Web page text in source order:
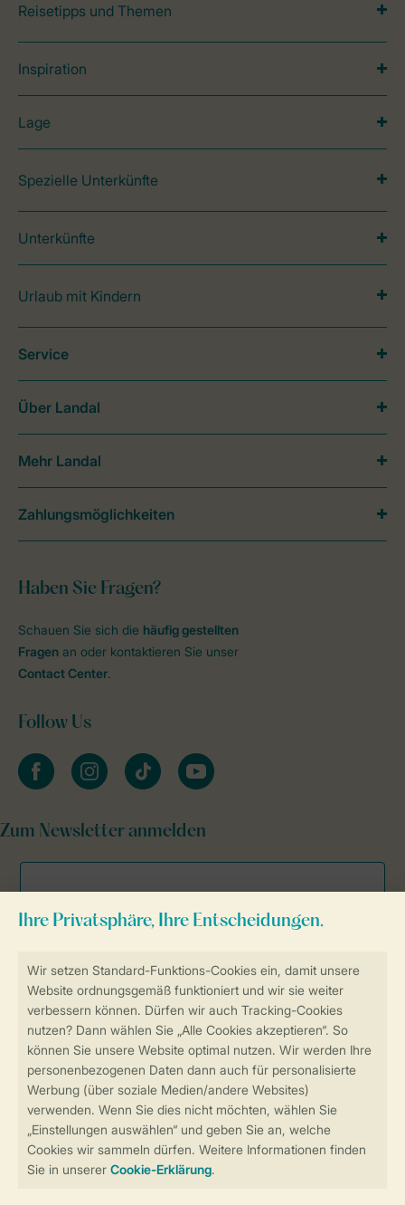
Sicherstellung Deiner Privatsphäre
Weitere Informationen und Einstellungen
Sicher und schnell zur Online-Buchung
Sichere Datenübertragung
Sicheres Bezahlen
Reisetipps und Themen
Inspiration
Lage
Spezielle Unterkünfte
Unterkünfte
Urlaub mit Kindern
Haben Sie Fragen?
Schauen Sie sich die häufig gestellten
Fragen an oder kontaktieren Sie unser
Contact Center.
Follow Us
facebookinstagramtiktok youtube
Zum Newsletter anmelden
Service
Über Landal
Mehr Landal
Zahlungsmöglichkeiten